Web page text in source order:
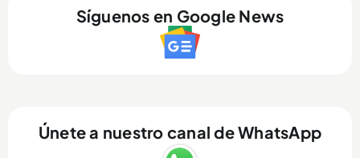
Síguenos en Google News
Únete a nuestro canal de WhatsApp